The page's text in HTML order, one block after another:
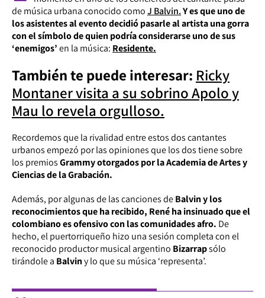
de música urbana conocido comoJ Balvin.Y es que uno de
los asistentes al evento decidió pasarle al artista una gorra
con el símbolo de quien podría considerarse uno de sus
‘enemigos’en la música: Residente.
También te puede interesar: Ricky
Montaner visita a su sobrino Apolo y
Mau lo revela orgulloso.
Recordemos que la rivalidad entre estos dos cantantes
urbanos empezó por las opiniones que los dos tiene sobre
los premiosGrammy otorgados por la Academia de Artes y
Ciencias de la Grabación.
Además, por algunas de las canciones deBalvin y los
reconocimientos que ha recibido, René ha insinuado que el
colombiano es ofensivo con las comunidades afro. De
hecho, el puertorriqueño hizo una sesión completa con el
reconocido productor musical argentino Bizarrapsólo
tirándole a Balviny lo que su música ‘representa’.